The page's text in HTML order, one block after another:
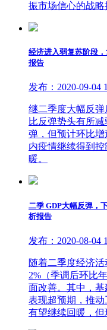
振市场信心的战略
经济进入弱复苏阶段
报告
发布：2020-09-04
继二季度大幅反
比反弹势头有所
弹，但预计环比
内疫情继续得到
暖。
二季 GDP大幅反弹，
析报告
发布：2020-08-04
随着二季度经济
2%（季调后环比
面改善。其中，
表现超预期，推
有望继续回暖，